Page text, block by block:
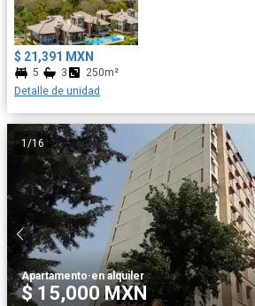
$ 21,391 MXN
5 3
250m²
Detalle de unidad
1 /16
Apartamento·en alquiler
$ 15,000 MXN